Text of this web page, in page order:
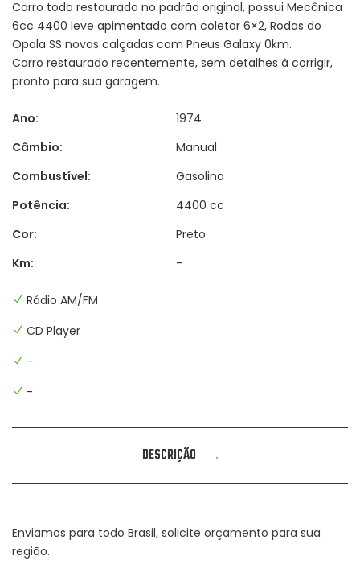
Carro todo restaurado no padrão original, possui Mecânica
6cc 4400 leve apimentado com coletor 6×2, Rodas do
Opala SS novas calçadas com Pneus Galaxy 0km.
Carro restaurado recentemente, sem detalhes à corrigir,
pronto para sua garagem.
Ano:
1974
Câmbio:
Manual
Combustível:
Gasolina
Potência:
4400 cc
Cor:
Preto
Km:
-
Rádio AM/FM
CD Player
-
-
DESCRIÇÃO .
Enviamos para todo Brasil, solicite orçamento para sua
região.